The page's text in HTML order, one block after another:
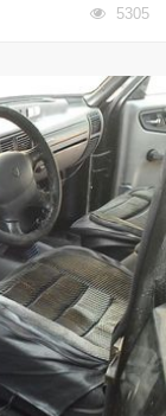
5305